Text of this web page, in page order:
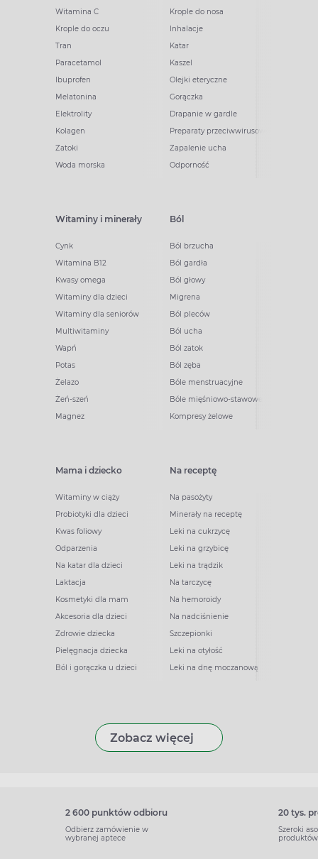
Witamina C
Krople do oczu
Tran
Paracetamol
Ibuprofen
Melatonina
Elektrolity
Kolagen
Zatoki
Woda morska
Krople do nosa
Inhalacje
Katar
Kaszel
Olejki eteryczne
Gorączka
Drapanie w gardle
Preparaty przeciwwirusowe
Zapalenie ucha
Odporność
Witaminy i minerały
Cynk
Witamina B12
Kwasy omega
Witaminy dla dzieci
Witaminy dla seniorów
Multiwitaminy
Wapń
Potas
Żelazo
Żeń-szeń
Magnez
Ból
Ból brzucha
Ból gardła
Ból głowy
Migrena
Ból pleców
Ból ucha
Ból zatok
Ból zęba
Bóle menstruacyjne
Bóle mięśniowo-stawowe
Kompresy żelowe
Mama i dziecko
Witaminy w ciąży
Probiotyki dla dzieci
Kwas foliowy
Odparzenia
Na katar dla dzieci
Laktacja
Kosmetyki dla mam
Akcesoria dla dzieci
Zdrowie dziecka
Pielęgnacja dziecka
Ból i gorączka u dzieci
Na receptę
Na pasożyty
Minerały na receptę
Leki na cukrzycę
Leki na grzybicę
Leki na trądzik
Na tarczycę
Na hemoroidy
Na nadciśnienie
Szczepionki
Leki na otyłość
Leki na dnę moczanową
Zobacz więcej
2 600 punktów odbioru
Odbierz zamówienie w
wybranej aptece
20 tys.
Szeroki
produktów